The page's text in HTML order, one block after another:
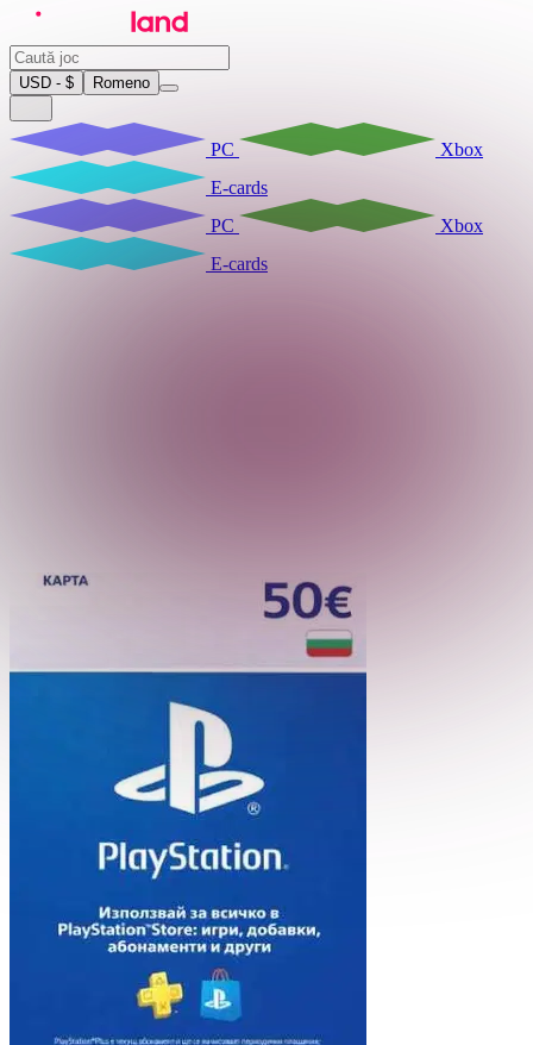
USD - $ Romeno
PC
Xbox
E-cards
PC
Xbox
E-cards